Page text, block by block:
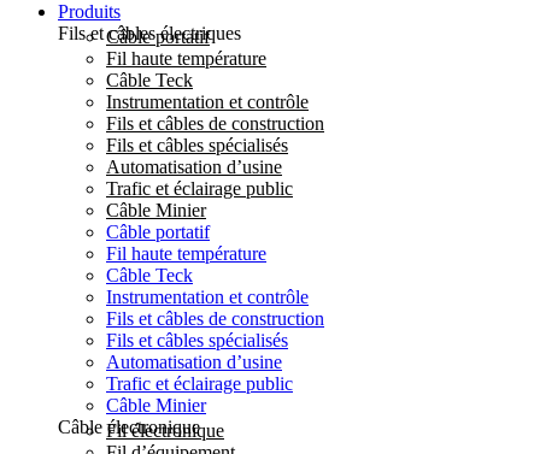
Produits
Fils et câbles électriques
Câble portatif
Fil haute température
Câble Teck
Instrumentation et contrôle
Fils et câbles de construction
Fils et câbles spécialisés
Automatisation d’usine
Trafic et éclairage public
Câble Minier
Câble portatif
Fil haute température
Câble Teck
Instrumentation et contrôle
Fils et câbles de construction
Fils et câbles spécialisés
Automatisation d’usine
Trafic et éclairage public
Câble Minier
Câble électronique
Fil électronique